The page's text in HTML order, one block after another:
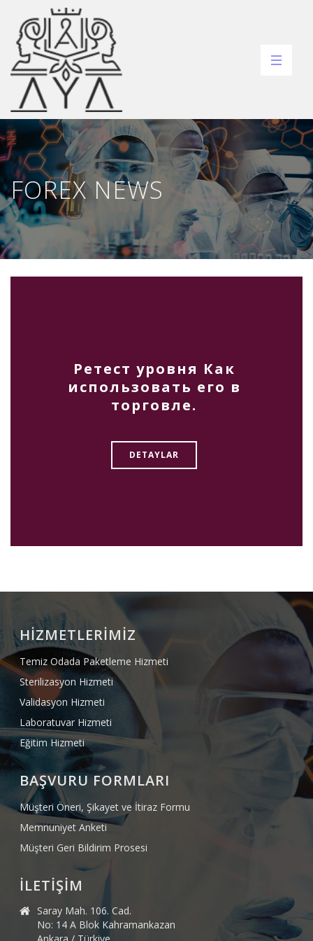
FOREX NEWS
Ретест уровня Как
использовать его в
торговле.
DETAYLAR
HİZMETLERİMİZ
Temiz Odada Paketleme Hizmeti
Sterilizasyon Hizmeti
Validasyon Hizmeti
Laboratuvar Hizmeti
Eğitim Hizmeti
BAŞVURU FORMLARI
Müşteri Öneri, Şikayet ve İtiraz Formu
Memnuniyet Anketi
Müşteri Geri Bildirim Prosesi
İLETİŞİM
Saray Mah. 106. Cad.
No: 14 A Blok Kahramankazan